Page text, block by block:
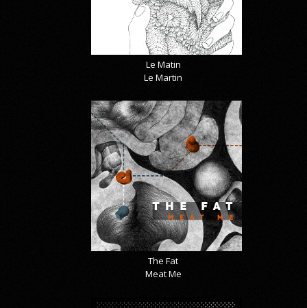
Le Matin
Le Martin
The Fat
Meat Me